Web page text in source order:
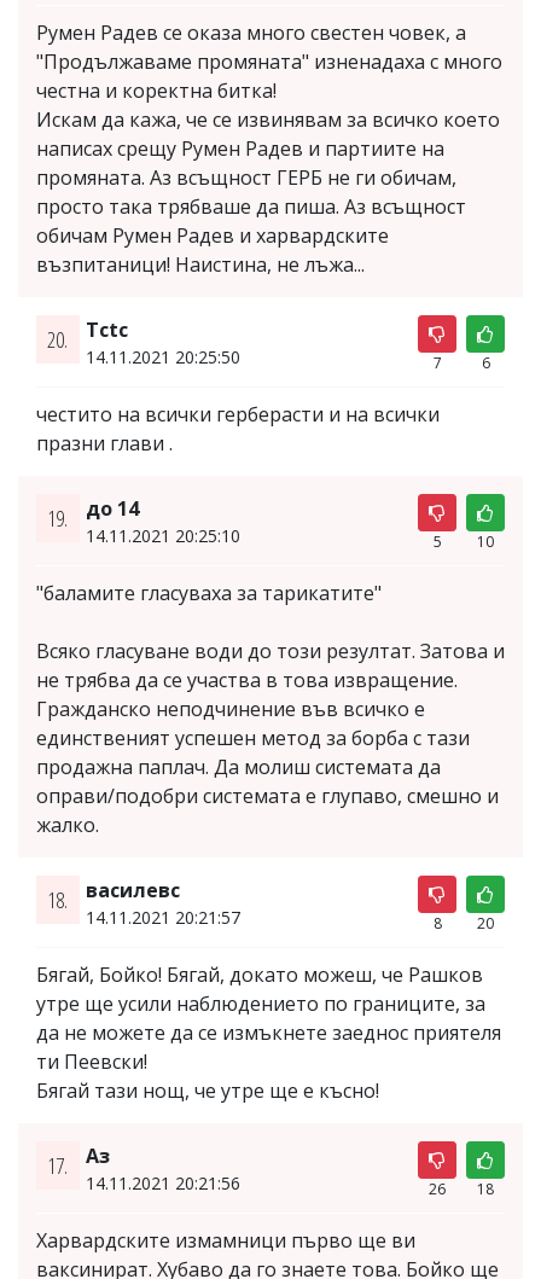
Румен Радев се оказа много свестен човек, а
"Продължаваме промяната" изненадаха с много
честна и коректна битка!
Искам да кажа, че се извинявам за всичко което
написах срещу Румен Радев и партиите на
промяната. Аз всъщност ГЕРБ не ги обичам,
просто така трябваше да пиша. Аз всъщност
обичам Румен Радев и харвардските
възпитаници! Наистина, не лъжа...
20. Tctc
14.11.2021 20:25:50 7 6
честито на всички герберасти и на всички
празни глави .
19. до 14
14.11.2021 20:25:10 5 10
"баламите гласуваха за тарикатите"
Всяко гласуване води до този резултат. Затова и
не трябва да се участва в това извращение.
Гражданско неподчинение във всичко е
единственият успешен метод за борба с тази
продажна паплач. Да молиш системата да
оправи/подобри системата е глупаво, смешно и
жалко.
18. василевс
14.11.2021 20:21:57 8 20
Бягай, Бойко! Бягай, докато можеш, че Рашков
утре ще усили наблюдението по границите, за
да не можете да се измъкнете заеднос приятеля
ти Пеевски!
Бягай тази нощ, че утре ще е късно!
17. Аз
14.11.2021 20:21:56 26 18
Харвардските измамници първо ще ви
ваксинират. Хубаво да го знаете това. Бойко ще